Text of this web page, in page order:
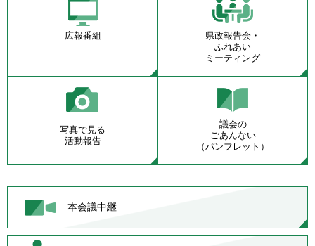
広報番組
県政報告会・
ふれあい
ミーティング
写真で見る
活動報告
議会の
ごあんない
（パンフレット）
本会議中継